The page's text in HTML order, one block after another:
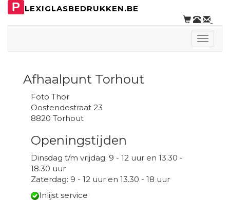
P LEXIGLASBEDRUKKEN.BE
Toggle
Afhaalpunt Torhout
Foto Thor
Oostendestraat 23
8820 Torhout
Openingstijden
Dinsdag t/m vrijdag: 9 - 12 uur en 13.30 -
18.30 uur
Zaterdag: 9 - 12 uur en 13.30 - 18 uur
Inlijst service